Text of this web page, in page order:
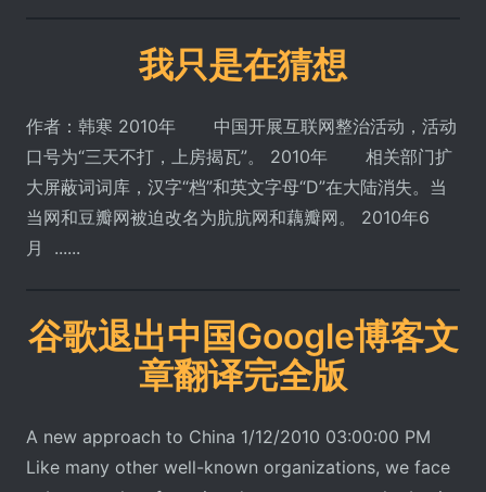
我只是在猜想
作者：韩寒 2010年 中国开展互联网整治活动，活动
口号为“三天不打，上房揭瓦”。 2010年 相关部门扩
大屏蔽词词库，汉字“档”和英文字母“D”在大陆消失。当
当网和豆瓣网被迫改名为肮肮网和藕瓣网。 2010年6
月 ......
谷歌退出中国Google博客文
章翻译完全版
A new approach to China 1/12/2010 03:00:00 PM
Like many other well-known organizations, we face